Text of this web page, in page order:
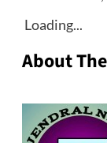
Loading...
About